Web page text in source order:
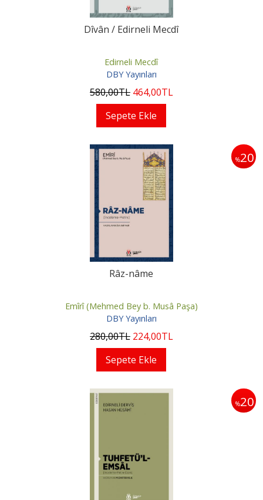
Dîvân / Edirneli Mecdî
Edirneli Mecdî
DBY Yayınları
580,00TL 464,00TL
Sepete Ekle
%20
Râz-nâme
Emîrî (Mehmed Bey b. Musâ Paşa)
DBY Yayınları
280,00TL 224,00TL
Sepete Ekle
%20